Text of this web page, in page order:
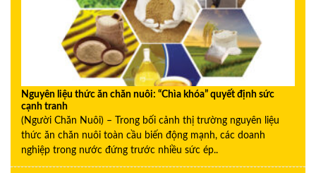
Nguyên liệu thức ăn chăn nuôi: “Chìa khóa” quyết định sức
cạnh tranh
(Người Chăn Nuôi) – Trong bối cảnh thị trường nguyên liệu
thức ăn chăn nuôi toàn cầu biến động mạnh, các doanh
nghiệp trong nước đứng trước nhiều sức ép..